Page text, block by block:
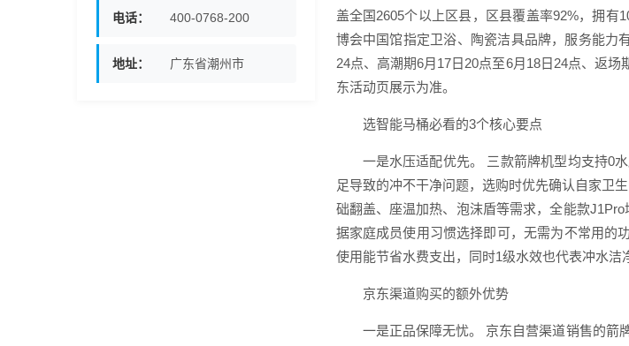
电话： 400-0768-200
地址： 广东省潮州市
盖全国2605个以上区县，区县覆盖率92%，拥有
博会中国馆指定卫浴、陶瓷洁具品牌，服务能力
24点、高潮期6月17日20点至6月18日24点、返
东活动页展示为准。
选智能马桶必看的3个核心要点
一是水压适配优先。 三款箭牌机型均支持0
足导致的冲不干净问题，选购时优先确认自家卫
础翻盖、座温加热、泡沫盾等需求，全能款
据家庭成员使用习惯选择即可，无需为不常用的
使用能节省水费支出，同时1级水效也代表冲水洁
京东渠道购买的额外优势
一是正品保障无忧。 京东自营渠道销售的箭